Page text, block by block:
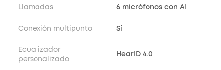
Llamadas 6 micrófonos con Al
Conexión multipunto Sí
Ecualizador
personalizado
HearID 4.0